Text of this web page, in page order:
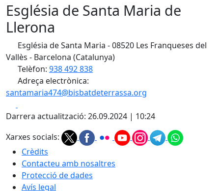
Església de Santa Maria de
Llerona
Església de Santa Maria - 08520 Les Franqueses del
Vallès - Barcelona (Catalunya)
Telèfon: 938 492 838
Adreça electrònica:
santamaria474@bisbatdeterrassa.org
Darrera actualització: 26.09.2024 | 10:24
Xarxes socials:
Crèdits
Contacteu amb nosaltres
Protecció de dades
Avís legal